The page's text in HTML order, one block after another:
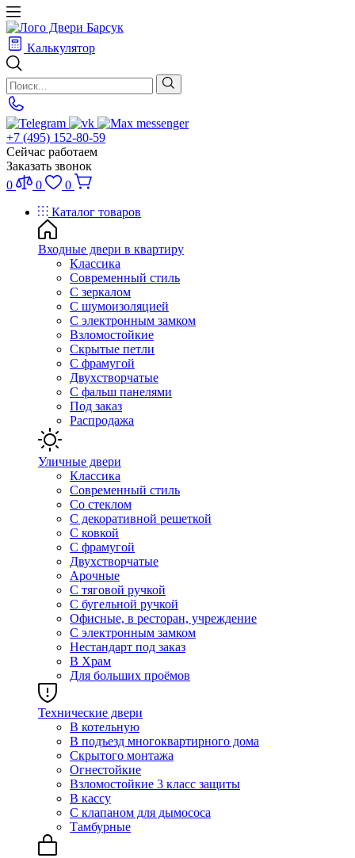
Калькулятор
+7 (495) 152-80-59
Сейчас работаем
Заказать звонок
0
0
0
Каталог товаров
Входные двери в квартиру
Классика
Современный стиль
С зеркалом
С шумоизоляцией
С электронным замком
Взломостойкие
Скрытые петли
С фрамугой
Двухстворчатые
С фальш панелями
Под заказ
Распродажа
Уличные двери
Классика
Современный стиль
Со стеклом
С декоративной решеткой
С ковкой
С фрамугой
Двухстворчатые
Арочные
С тяговой ручкой
С бугельной ручкой
Офисные, в ресторан, учреждение
С электронным замком
Нестандарт под заказ
В Храм
Для больших проёмов
Технические двери
В котельную
В подъезд многоквартирного дома
Скрытого монтажа
Огнестойкие
Взломостойкие 3 класс защиты
В кассу
С клапаном для дымососа
Тамбурные